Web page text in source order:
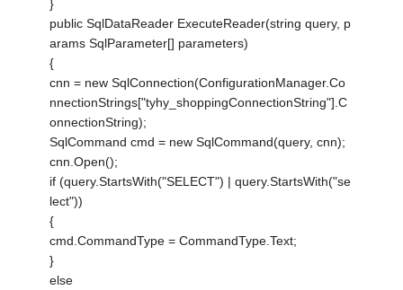
}
public SqlDataReader ExecuteReader(string query, p
arams SqlParameter[] parameters)
{
cnn = new SqlConnection(ConfigurationManager.Co
nnectionStrings["tyhy_shoppingConnectionString"].C
onnectionString);
SqlCommand cmd = new SqlCommand(query, cnn);
cnn.Open();
if (query.StartsWith("SELECT") | query.StartsWith("se
lect"))
{
cmd.CommandType = CommandType.Text;
}
else